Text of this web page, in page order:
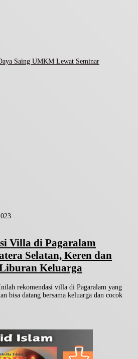
Saing UMKM Lewat Seminar
Villa di Pagaralam
Selatan, Keren dan
Keluarga
rekomendasi villa di Pagaralam yang
bisa datang bersama keluarga dan cocok